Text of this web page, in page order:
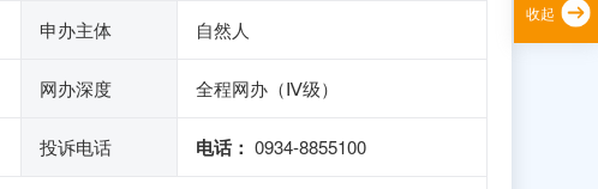
申办主体 自然人
网办深度 全程网办（Ⅳ级）
投诉电话 电话： 0934-8855100
收起